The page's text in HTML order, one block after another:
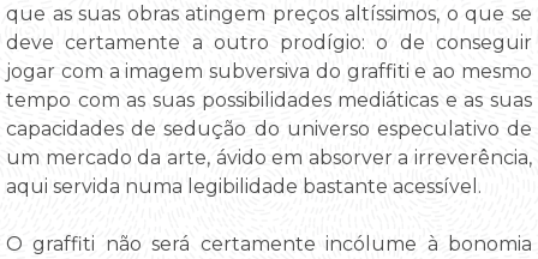
que as suas obras atingem preços altíssimos, o que se
deve certamente a outro prodígio: o de conseguir
jogar com a imagem subversiva do graffiti e ao mesmo
tempo com as suas possibilidades mediáticas e as suas
capacidades de sedução do universo especulativo de
um mercado da arte, ávido em absorver a irreverência,
aqui servida numa legibilidade bastante acessível.
O graffiti não será certamente incólume à bonomia